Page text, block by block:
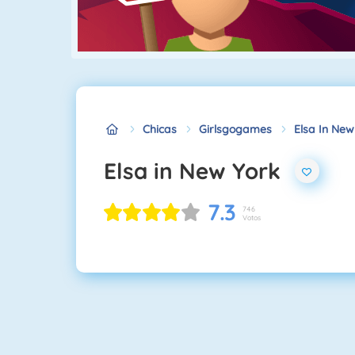
Chicas Girlsgogames Elsa In
Elsa in New York
7.3
746
Votos